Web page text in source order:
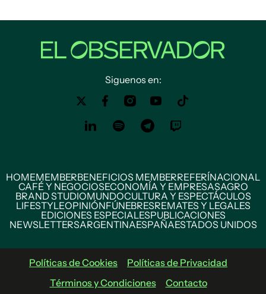
Siguenos en:
HOMEMEMBERBENEFICIOS MEMBERREFERÍNACIONAL
CAFÉ Y NEGOCIOSECONOMÍA Y EMPRESASAGRO
BRAND STUDIOMUNDOCULTURA Y ESPECTÁCULOS
LIFESTYLEOPINIÓNFÚNEBRESREMATES Y LEGALES
EDICIONES ESPECIALESPUBLICACIONES
NEWSLETTERSARGENTINAESPAÑAESTADOS UNIDOS
Políticas de Cookies
Políticas de Privacidad
Términos y Condiciones
Contacto